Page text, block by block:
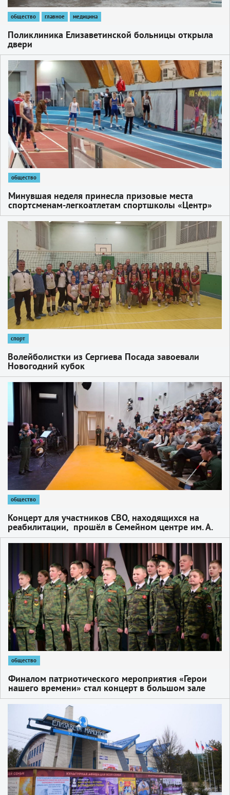
общество главное медицина
Поликлиника Елизаветинской больницы открыла
двери
общество
Минувшая неделя принесла призовые места
спортсменам-легкоатлетам спортшколы «Центр»
спорт
Волейболистки из Сергиева Посада завоевали
Новогодний кубок
общество
Концерт для участников СВО, находящихся на
реабилитации, прошёл в Семейном центре им. А.
И. Мещерякова
общество
Финалом патриотического мероприятия «Герои
нашего времени» стал концерт в большом зале
ОДЦ «Октябрь»